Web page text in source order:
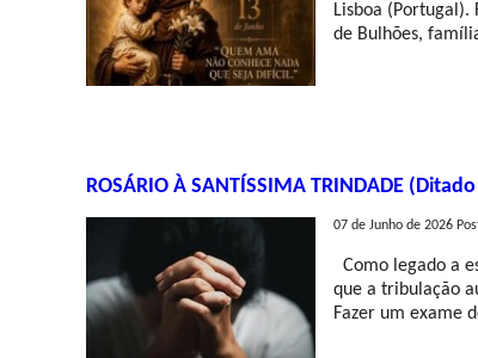
Lisboa
de Bulhões,
ROSÁRIO À SANTÍSSIMA TRINDADE
07 de Junho de 2026
Como legado a
que a tribulação
Fazer um exame